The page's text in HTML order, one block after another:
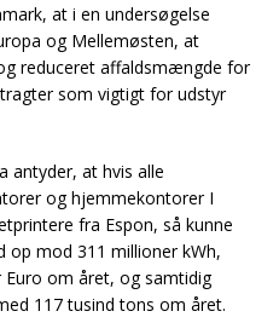
at i en undersøgelse
og Mellemøsten, at
reduceret affaldsmængde for
som vigtigt for udstyr
antyder, at hvis alle
og hjemmekontorer I
fra Espon, så kunne
op mod 311 millioner kWh,
om året, og samtidig
117 tusind tons om året.